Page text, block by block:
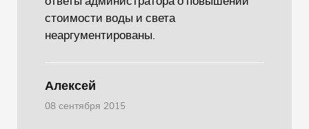
стоимости воды и света
неаргументированы.
Алексей
08 сентября 2015